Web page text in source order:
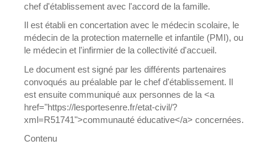
chef d'établissement avec l'accord de la famille.
Il est établi en concertation avec le médecin scolaire, le
médecin de la protection maternelle et infantile (PMI), ou
le médecin et l'infirmier de la collectivité d'accueil.
Le document est signé par les différents partenaires
convoqués au préalable par le chef d'établissement. Il
est ensuite communiqué aux personnes de la <a
href="https://lesportesenre.fr/etat-civil/?
xml=R51741">communauté éducative</a> concernées.
Contenu